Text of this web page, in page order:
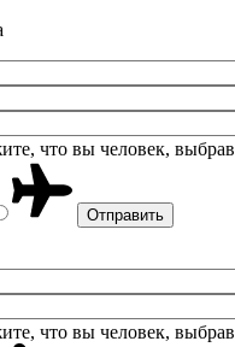
что вы человек, выбрав
что вы человек, выбрав